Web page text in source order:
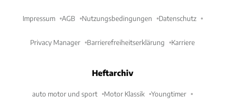
Impressum AGB Nutzungsbedingungen Datenschutz
Privacy Manager Barrierefreiheitserklärung Karriere
Heftarchiv
auto motor und sport Motor Klassik Youngtimer